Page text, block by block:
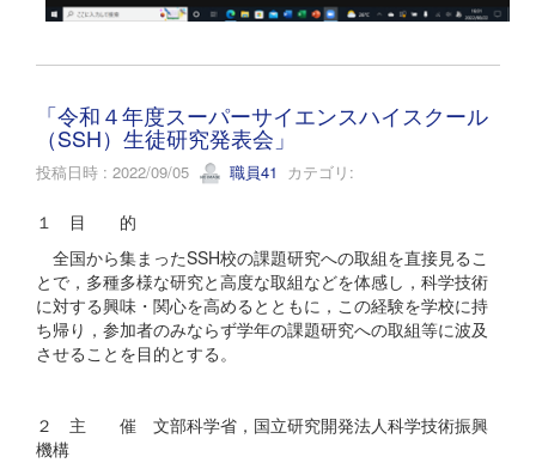
「令和４年度スーパーサイエンスハイスクール
（SSH）生徒研究発表会」
投稿日時 : 2022/09/05 職員41 カテゴリ:
１ 目 的
全国から集まったSSH校の課題研究への取組を直接見るこ
とで，多種多様な研究と高度な取組などを体感し，科学技術
に対する興味・関心を高めるとともに，この経験を学校に持
ち帰り，参加者のみならず学年の課題研究への取組等に波及
させることを目的とする。
２ 主 催 文部科学省，国立研究開発法人科学技術振興
機構